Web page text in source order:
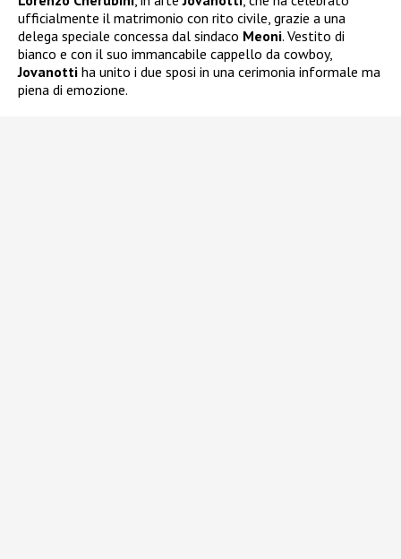
ufficialmente il matrimonio con rito civile, grazie a una
delega speciale concessa dal sindaco Meoni. Vestito di
bianco e con il suo immancabile cappello da cowboy,
Jovanotti ha unito i due sposi in una cerimonia informale ma
piena di emozione.